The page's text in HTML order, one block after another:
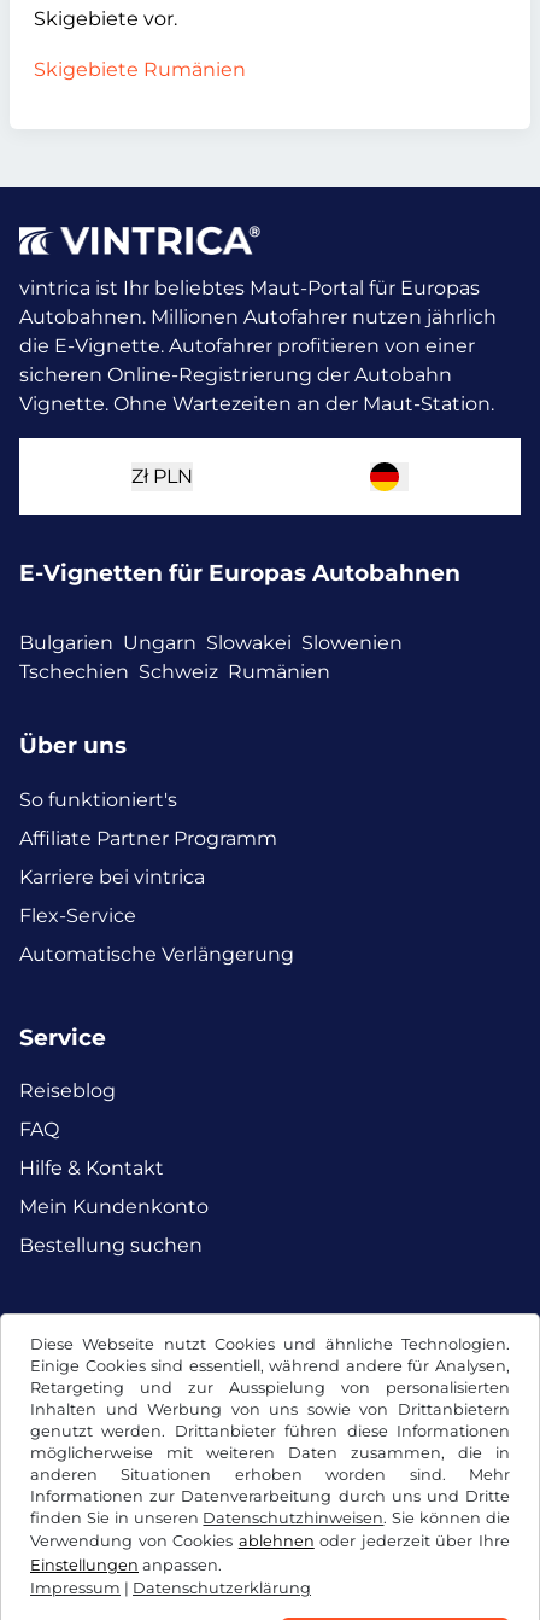
Diese Webseite nutzt Cookies und ähnliche Technologien.
Einige Cookies sind essentiell, während andere für Analysen,
Retargeting und zur Ausspielung von personalisierten
Inhalten und Werbung von uns sowie von Drittanbietern
genutzt werden. Drittanbieter führen diese Informationen
möglicherweise mit weiteren Daten zusammen, die in
anderen Situationen erhoben worden sind. Mehr
Informationen zur Datenverarbeitung durch uns und Dritte
finden Sie in unseren Datenschutzhinweisen. Sie können die
Verwendung von Cookies ablehnen oder jederzeit über Ihre
Einstellungen anpassen.
Impressum | Datenschutzerklärung
Skigebiete vor.
Skigebiete Rumänien
vintrica ist Ihr beliebtes Maut-Portal für Europas
Autobahnen. Millionen Autofahrer nutzen jährlich
die E-Vignette. Autofahrer profitieren von einer
sicheren Online-Registrierung der Autobahn
Vignette. Ohne Wartezeiten an der Maut-Station.
Zł PLN
E-Vignetten für Europas Autobahnen
Bulgarien Ungarn Slowakei Slowenien
Tschechien Schweiz Rumänien
Über uns
So funktioniert's
Affiliate Partner Programm
Karriere bei vintrica
Flex-Service
Automatische Verlängerung
Service
Reiseblog
FAQ
Hilfe & Kontakt
Mein Kundenkonto
Bestellung suchen
Facebook Instagram
AGB / Widerrufsrecht Datenschutzerklärung